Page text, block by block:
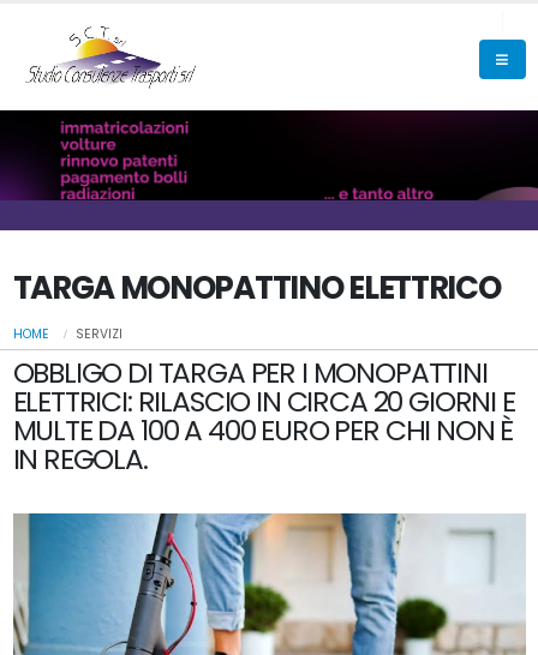
TARGA MONOPATTINO ELETTRICO
HOME SERVIZI
OBBLIGO DI TARGA PER I MONOPATTINI
ELETTRICI: RILASCIO IN CIRCA 20 GIORNI E
MULTE DA 100 A 400 EURO PER CHI NON È
IN REGOLA.